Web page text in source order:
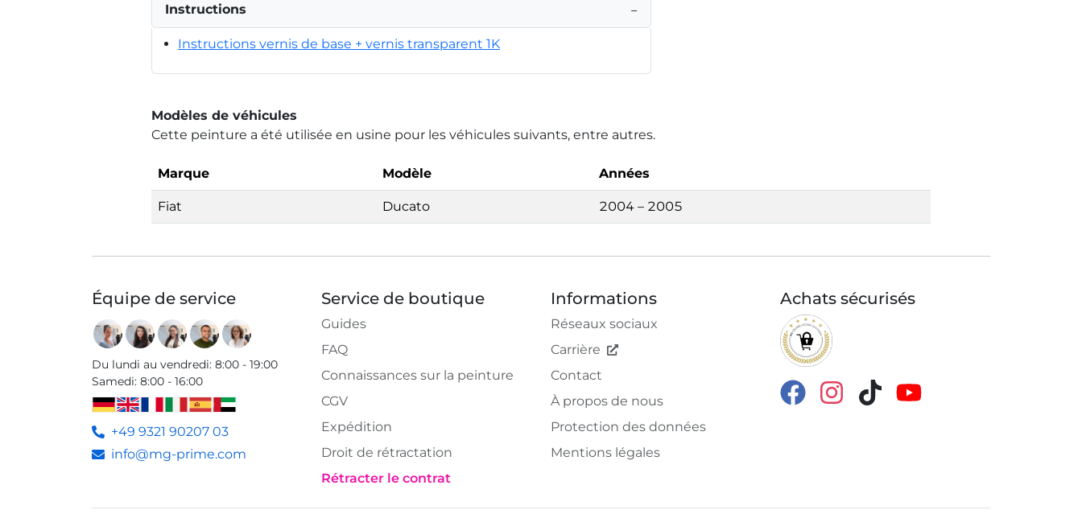
Instructions −
Instructions vernis de base + vernis transparent 1K
Modèles de véhicules
Cette peinture a été utilisée en usine pour les véhicules suivants, entre autres.
Marque Modèle Années
Fiat Ducato 2004 – 2005
Équipe de service
Du lundi au vendredi: 8:00 - 19:00
Samedi: 8:00 - 16:00
+49 9321 90207 03
info@mg-prime.com
Service de boutique
Guides
FAQ
Connaissances sur la peinture
CGV
Expédition
Droit de rétractation
Rétracter le contrat
Informations
Réseaux sociaux
Carrière
Contact
À propos de nous
Protection des données
Mentions légales
Achats sécurisés